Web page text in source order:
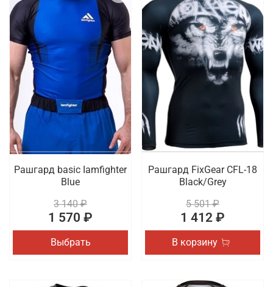
Рашгард basic Iamfighter
Blue
3 140 ₽
1 570 ₽
Выбрать
Рашгард FixGear CFL-18
Black/Grey
5 501 ₽
1 412 ₽
В корзину